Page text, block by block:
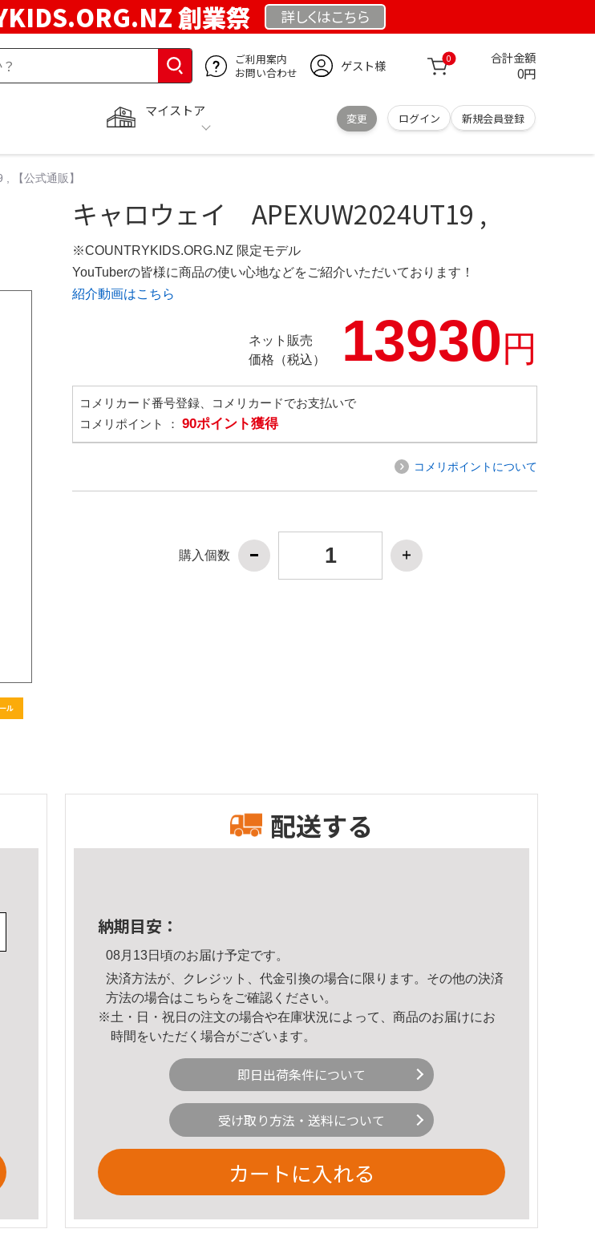
創業祭 詳しくはこちら
ご利用案内
お問い合わせ
ゲスト様 0 合計金額
0円
マイストア
変更 ログイン 新規会員登録
【公式通販】
キャロウェイ APEXUW2024UT19 ,
※COUNTRYKIDS.ORG.NZ 限定モデル
YouTuberの皆様に商品の使い心地などをご紹介いただいております！
紹介動画はこちら
ネット販売
価格（税込）
13930円
コメリカード番号登録、コメリカードでお支払いで
コメリポイント ： 90ポイント獲得
コメリポイントについて
購入個数
配送する
納期目安：
08月13日頃のお届け予定です。
決済方法が、クレジット、代金引換の場合に限ります。その他の決済
方法の場合はこちら をご確認ください。
※土・日・祝日の注文の場合や在庫状況によって、商品のお届けにお
時間をいただく場合がございます。
即日出荷条件について
受け取り方法・送料について
カートに入れる